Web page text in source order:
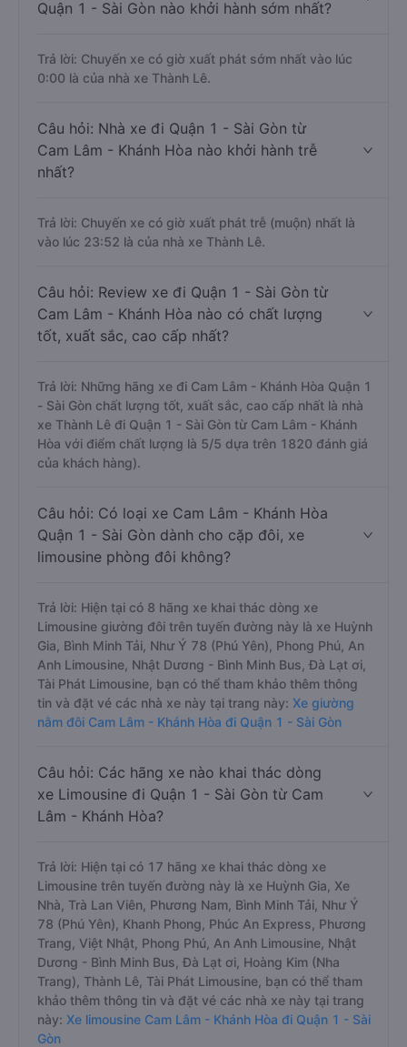
Quận 1 - Sài Gòn nào khởi hành sớm nhất?
Trả lời: Chuyến xe có giờ xuất phát sớm nhất vào lúc
0:00 là của nhà xe Thành Lê.
Câu hỏi: Nhà xe đi Quận 1 - Sài Gòn từ
Cam Lâm - Khánh Hòa nào khởi hành trễ
nhất?
Trả lời: Chuyến xe có giờ xuất phát trễ (muộn) nhất là
vào lúc 23:52 là của nhà xe Thành Lê.
Câu hỏi: Review xe đi Quận 1 - Sài Gòn từ
Cam Lâm - Khánh Hòa nào có chất lượng
tốt, xuất sắc, cao cấp nhất?
Trả lời: Những hãng xe đi Cam Lâm - Khánh Hòa Quận 1
- Sài Gòn chất lượng tốt, xuất sắc, cao cấp nhất là nhà
xe Thành Lê đi Quận 1 - Sài Gòn từ Cam Lâm - Khánh
Hòa với điểm chất lượng là 5/5 dựa trên 1820 đánh giá
của khách hàng).
Câu hỏi: Có loại xe Cam Lâm - Khánh Hòa
Quận 1 - Sài Gòn dành cho cặp đôi, xe
limousine phòng đôi không?
Trả lời: Hiện tại có 8 hãng xe khai thác dòng xe
Limousine giường đôi trên tuyến đường này là xe Huỳnh
Gia, Bình Minh Tải, Như Ý 78 (Phú Yên), Phong Phú, An
Anh Limousine, Nhật Dương - Bình Minh Bus, Đà Lạt ơi,
Tài Phát Limousine, bạn có thể tham khảo thêm thông
tin và đặt vé các nhà xe này tại trang này: Xe giường
nằm đôi Cam Lâm - Khánh Hòa đi Quận 1 - Sài Gòn
Câu hỏi: Các hãng xe nào khai thác dòng
xe Limousine đi Quận 1 - Sài Gòn từ Cam
Lâm - Khánh Hòa?
Trả lời: Hiện tại có 17 hãng xe khai thác dòng xe
Limousine trên tuyến đường này là xe Huỳnh Gia, Xe
Nhà, Trà Lan Viên, Phương Nam, Bình Minh Tải, Như Ý
78 (Phú Yên), Khanh Phong, Phúc An Express, Phương
Trang, Việt Nhật, Phong Phú, An Anh Limousine, Nhật
Dương - Bình Minh Bus, Đà Lạt ơi, Hoàng Kim (Nha
Trang), Thành Lê, Tài Phát Limousine, bạn có thể tham
khảo thêm thông tin và đặt vé các nhà xe này tại trang
này: Xe limousine Cam Lâm - Khánh Hòa đi Quận 1 - Sài
Gòn